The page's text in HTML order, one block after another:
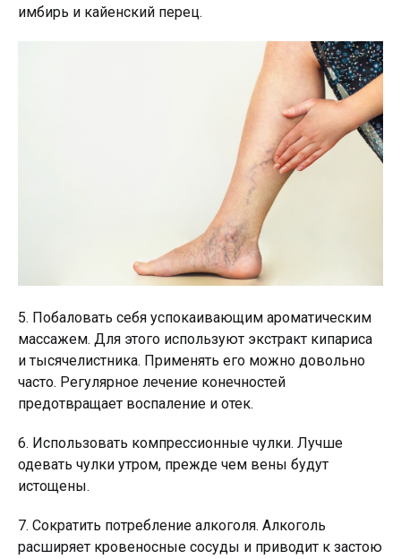
имбирь и кайенский перец.
5. Побаловать себя успокаивающим ароматическим
массажем. Для этого используют экстракт кипариса
и тысячелистника. Применять его можно довольно
часто. Регулярное лечение конечностей
предотвращает воспаление и отек.
6. Использовать компрессионные чулки. Лучше
одевать чулки утром, прежде чем вены будут
истощены.
7. Сократить потребление алкоголя. Алкоголь
расширяет кровеносные сосуды и приводит к застою